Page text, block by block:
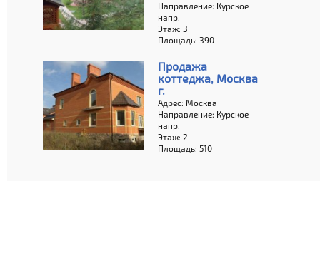
Направление: Курское
напр.
Этаж: 3
Площадь: 390
Продажа
коттеджа, Москва
г.
Адрес: Москва
Направление: Курское
напр.
Этаж: 2
Площадь: 510